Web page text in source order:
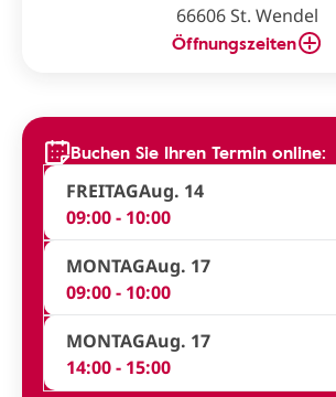
66606 St. Wendel
Öffnungszeiten
Buchen Sie Ihren Termin online:
FREITAGAug. 14
09:00 - 10:00
MONTAGAug. 17
09:00 - 10:00
MONTAGAug. 17
14:00 - 15:00